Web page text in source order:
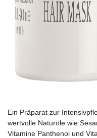
Ein Präparat zur
wertvolle Naturöle wie
Vitamine Panthenol und